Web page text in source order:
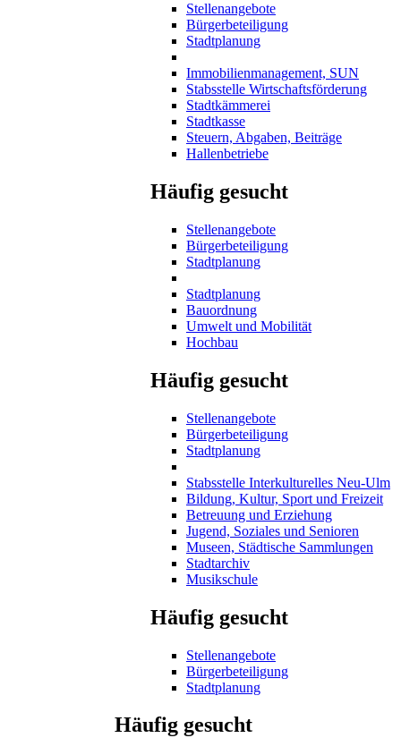
Stellenangebote
Bürgerbeteiligung
Stadtplanung
Immobilienmanagement, SUN
Stabsstelle Wirtschaftsförderung
Stadtkämmerei
Stadtkasse
Steuern, Abgaben, Beiträge
Hallenbetriebe
Häufig gesucht
Stellenangebote
Bürgerbeteiligung
Stadtplanung
Stadtplanung
Bauordnung
Umwelt und Mobilität
Hochbau
Häufig gesucht
Stellenangebote
Bürgerbeteiligung
Stadtplanung
Stabsstelle Interkulturelles Neu-Ulm
Bildung, Kultur, Sport und Freizeit
Betreuung und Erziehung
Jugend, Soziales und Senioren
Museen, Städtische Sammlungen
Stadtarchiv
Musikschule
Häufig gesucht
Stellenangebote
Bürgerbeteiligung
Stadtplanung
Häufig gesucht